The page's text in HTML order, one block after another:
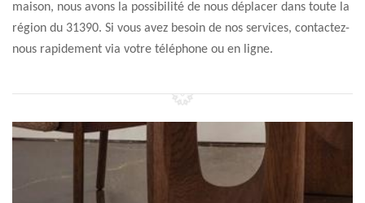
maison, nous avons la possibilité de nous déplacer dans toute la
région du 31390. Si vous avez besoin de nos services, contactez-
nous rapidement via votre téléphone ou en ligne.